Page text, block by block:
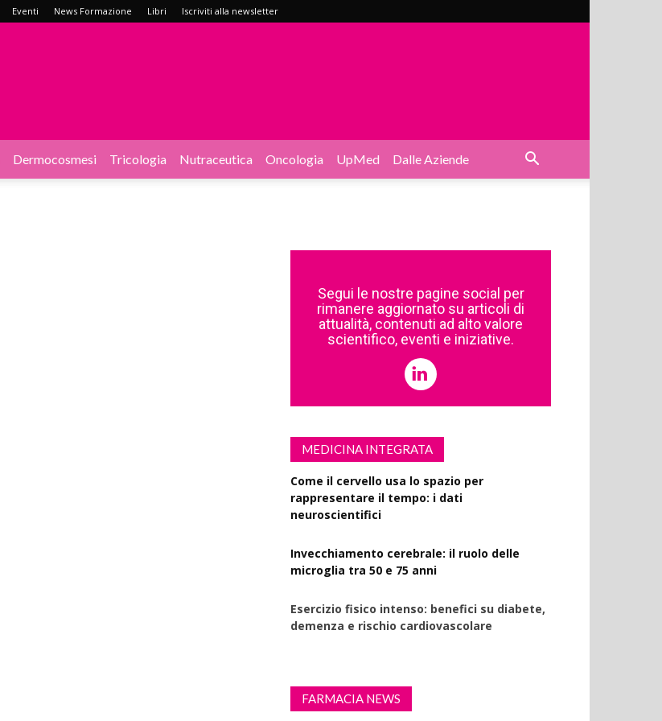
Eventi News Formazione Libri Iscriviti alla newsletter
Dermocosmesi Tricologia Nutraceutica Oncologia UpMed Dalle Aziende
Segui le nostre pagine social per
rimanere aggiornato su articoli di
attualità, contenuti ad alto valore
scientifico, eventi e iniziative.
MEDICINA INTEGRATA
Come il cervello usa lo spazio per
rappresentare il tempo: i dati
neuroscientifici
Invecchiamento cerebrale: il ruolo delle
microglia tra 50 e 75 anni
Esercizio fisico intenso: benefici su diabete,
demenza e rischio cardiovascolare
FARMACIA NEWS